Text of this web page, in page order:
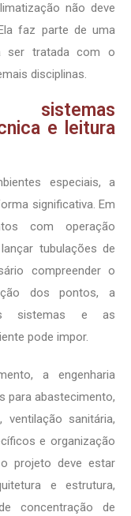
não deve
faz parte de uma
ser tratada com o
disciplinas.
sistemas
e leitura
especiais, a
significativa. Em
com operação
tubulações de
compreender o
dos pontos, a
sistemas e as
pode impor.
a engenharia
para abastecimento,
ventilação sanitária,
e organização
projeto deve estar
e estrutura,
concentração de